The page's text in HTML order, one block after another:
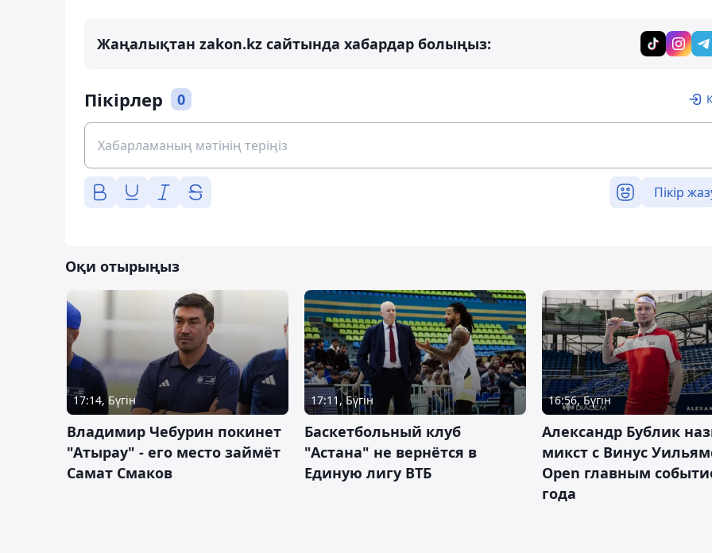
Жаңалықтан zakon.kz сайтында хабардар болыңыз:
Пікірлер 0
Пікір
Оқи отырыңыз
17:14, Бүгін
Владимир Чебурин покинет
"Атырау" - его место займёт
Самат Смаков
17:11, Бүгін
Баскетбольный клуб
"Астана" не вернётся в
Единую лигу ВТБ
16:56, Бүгін
Александр Бублик
микст с Винус
Open главным
года